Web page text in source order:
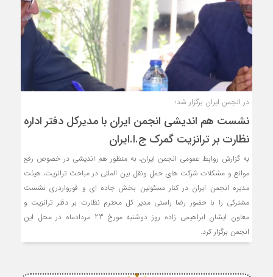
در انجمن ایران برگزار شد؛
نشست هم اندیشی انجمن ایران با مدیرکل دفتر اداره
نظارت بر ترانزیت گمرک ج.ا.ایران
به گزارش روابط عمومی انجمن ایران، به منظور هم اندیشی در خصوص رفع
موانع و مشکلات شرکت های حمل ونقل بین المللی در مباحث ترانزیت، هیئت
مدیره انجمن ایران در کنار مسئولین بخش جاده ای و فورواردری نشست
مشترکی را با حضور رضا راستی مدیر کل محترم نظارت بر دفتر ترانزیت و
معاون ایشان ابراهیمی زاده روز دوشنبه مورخ 23 مردادماه در محل این
انجمن برگزار کرد.